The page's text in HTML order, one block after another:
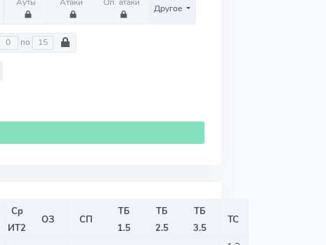
Другое
по
Ср
ИТ2
ОЗ СП
ТБ
1.5
ТБ
2.5
ТБ
3.5
ТС